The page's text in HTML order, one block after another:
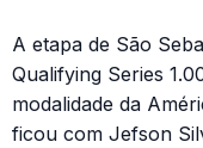
A etapa de São
Qualifying Series
modalidade da
ficou com Jefson